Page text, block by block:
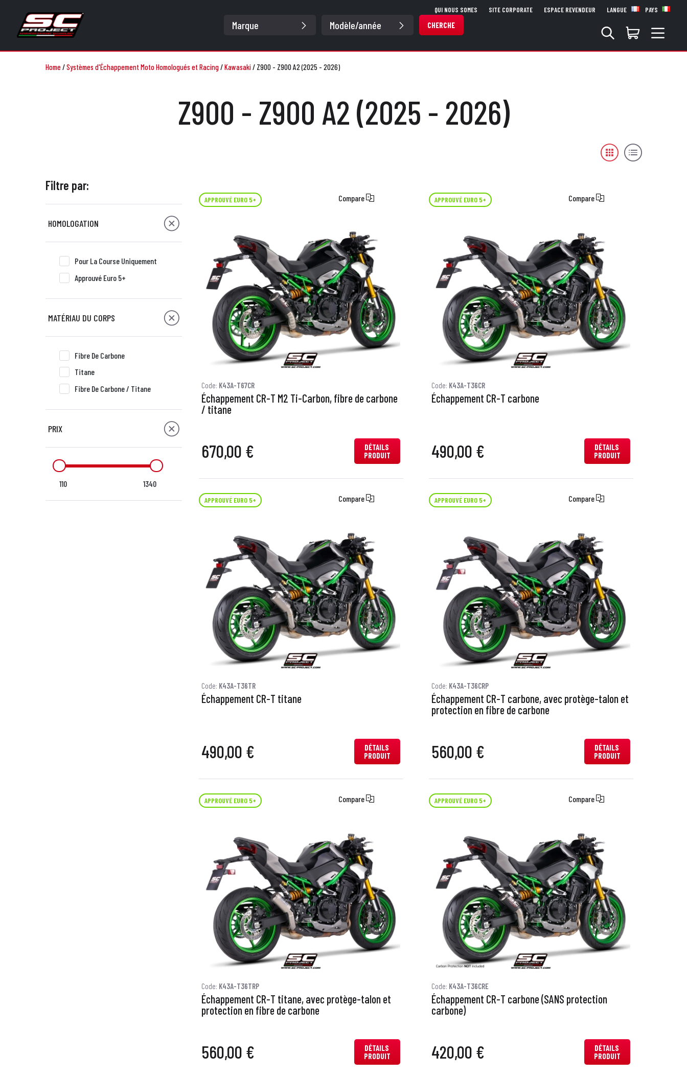
CHERCHE
QUI NOUS SOMES SITE CORPORATE ESPACE REVENDEUR LANGUE PAYS
Home/Systèmes d'Échappement Moto Homologués et Racing/Kawasaki/ Z900 - Z900 A2 (2025 - 2026)
Z900 - Z900 A2 (2025 - 2026)
Filtre par:
HOMOLOGATION
Pour La Course Uniquement
Approuvé Euro 5+
MATÉRIAU DU CORPS
Fibre De Carbone
Titane
Fibre De Carbone / Titane
PRIX
110 1340
APPROUVÉ EURO 5+ Compare
Code: K43A-T67CR
Échappement CR-T M2 Ti-Carbon, fibre de carbone
/ titane
670,00 €
DÉTAILS
PRODUIT
APPROUVÉ EURO 5+ Compare
Code: K43A-T36CR
Échappement CR-T carbone
490,00 €
DÉTAILS
PRODUIT
APPROUVÉ EURO 5+ Compare
Code: K43A-T36TR
Échappement CR-T titane
490,00 €
DÉTAILS
PRODUIT
APPROUVÉ EURO 5+ Compare
Code: K43A-T36CRP
Échappement CR-T carbone, avec protège-talon et
protection en fibre de carbone
560,00 €
DÉTAILS
PRODUIT
APPROUVÉ EURO 5+ Compare
Code: K43A-T36TRP
Échappement CR-T titane, avec protège-talon et
protection en fibre de carbone
560,00 €
DÉTAILS
PRODUIT
APPROUVÉ EURO 5+ Compare
Code: K43A-T36CRE
Échappement CR-T carbone (SANS protection
carbone)
420,00 €
DÉTAILS
PRODUIT